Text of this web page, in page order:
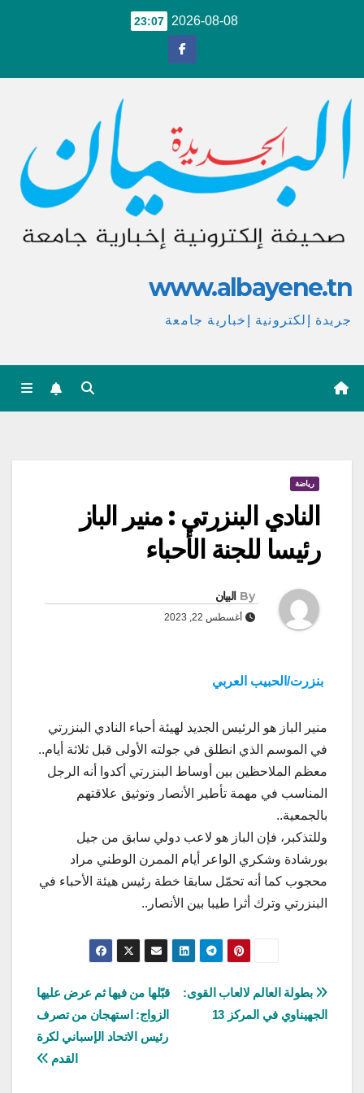
2026-08-08
23:07
www.albayene.tn
جريدة إلكترونية إخبارية جامعة
رياضة
النادي البنزرتي : منير الباز
رئيسا للجنة الأحباء
By البيان
أغسطس 22, 2023
بنزرت/الحبيب العربي
منير الباز هو الرئيس الجديد لهيئة أحباء النادي البنزرتي
في الموسم الذي انطلق في جولته الأولى قبل ثلاثة أيام..
معظم الملاحظين بين أوساط البنزرتي أكدوا أنه الرجل
المناسب في مهمة تأطير الأنصار وتوثيق علاقتهم
بالجمعية..
وللتذكبر، فإن الباز هو لاعب دولي سابق من جيل
بورشادة وشكري الواعر أيام الممرن الوطني مراد
محجوب كما أنه تحمّل سابقا خطة رئيس هيئة الأحباء في
البنزرتي وترك أثرا طيبا بين الأنصار..
تصفّح
المقالات
قبّلها من فيها ثم عرض عليها
الزواج: استهجان من تصرف
رئيس الاتحاد الإسباني لكرة
القدم
بطولة العالم لالعاب القوى:
الجهيناوي في المركز 13